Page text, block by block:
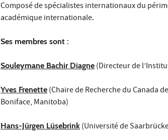
Composé de spécialistes internationaux du
académique internationale.
Ses membres sont :
Souleymane Bachir Diagne (Directeur de
Yves Frenette (Chaire de Recherche du Canada
Boniface, Manitoba)
Hans-Jürgen Lüsebrink (Université de